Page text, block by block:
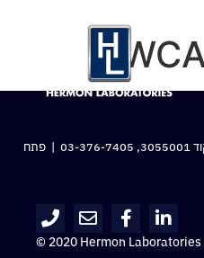
03-376-7405 | פתח
© 2020 Hermon